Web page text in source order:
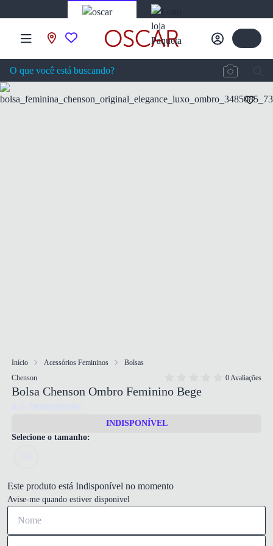
Início Acessórios Femininos
Bolsas
Chenson
0 Avaliações
Bolsa Chenson Ombro Feminino Bege
Ref: 7908920300961
INDISPONÍVEL
Selecione o tamanho:
Este produto está Indisponível no momento
Avise-me quando estiver disponivel